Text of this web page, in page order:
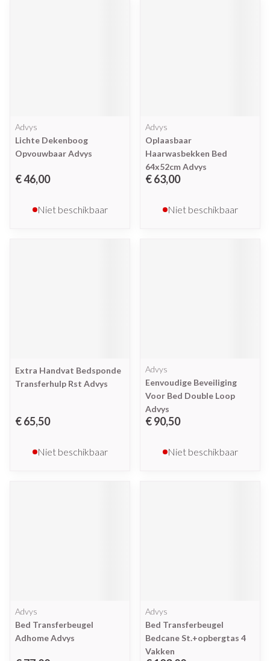
Advys
Lichte Dekenboog
Opvouwbaar Advys
€ 46,00
Niet beschikbaar
Advys
Oplaasbaar
Haarwasbekken Bed
64x52cm Advys
€ 63,00
Niet beschikbaar
Extra Handvat Bedsponde
Transferhulp Rst Advys
€ 65,50
Niet beschikbaar
Advys
Eenvoudige Beveiliging
Voor Bed Double Loop
Advys
€ 90,50
Niet beschikbaar
Advys
Bed Transferbeugel
Adhome Advys
Advys
Bed Transferbeugel
Bedcane St.+opbergtas 4
Vakken